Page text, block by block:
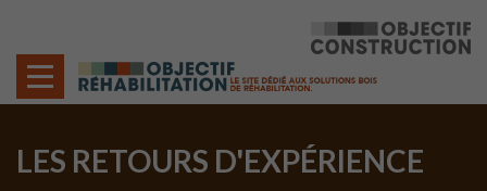
LES RETOURS D'EXPÉRIENCE